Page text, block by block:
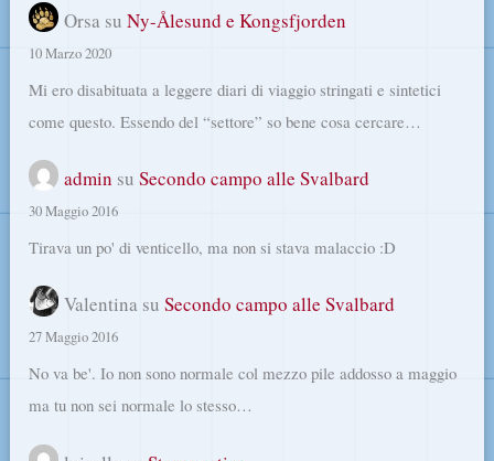
Orsa suNy-Ålesund e Kongsfjorden
10 Marzo 2020
Mi ero disabituata a leggere diari di viaggio stringati e sintetici
come questo. Essendo del “settore” so bene cosa cercare…
admin suSecondo campo alle Svalbard
30 Maggio 2016
Tirava un po' di venticello, ma non si stava malaccio :D
Valentina suSecondo campo alle Svalbard
27 Maggio 2016
No va be'. Io non sono normale col mezzo pile addosso a maggio
ma tu non sei normale lo stesso…